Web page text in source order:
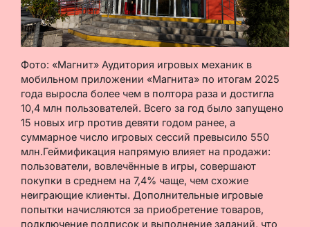
Фото: «Магнит» Аудитория игровых механик в
мобильном приложении «Магнита» по итогам 2025
года выросла более чем в полтора раза и достигла
10,4 млн пользователей. Всего за год было запущено
15 новых игр против девяти годом ранее, а
суммарное число игровых сессий превысило 550
млн.Геймификация напрямую влияет на продажи:
пользователи, вовлечённые в игры, совершают
покупки в среднем на 7,4% чаще, чем схожие
неиграющие клиенты. Дополнительные игровые
попытки начисляются за приобретение товаров,
подключение подписок и выполнение заданий, что